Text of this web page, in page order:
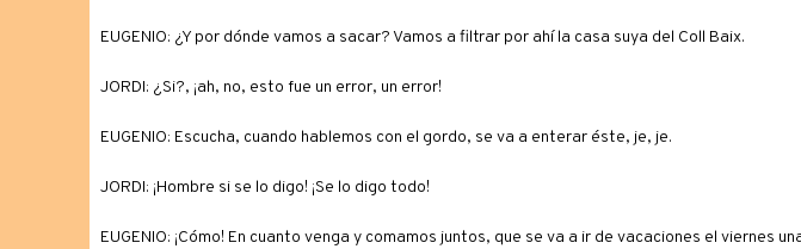
EUGENIO: ¿Y por dónde vamos a sacar? Vamos a filtrar por ahí la casa suya del Coll Baix.
JORDI: ¿Si?, ¡ah, no, esto fue un error, un error!
EUGENIO: Escucha, cuando hablemos con el gordo, se va a enterar éste, je, je.
JORDI: ¡Hombre si se lo digo! ¡Se lo digo todo!
EUGENIO: ¡Cómo! En cuanto venga y comamos juntos, que se va a ir de vacaciones el viernes